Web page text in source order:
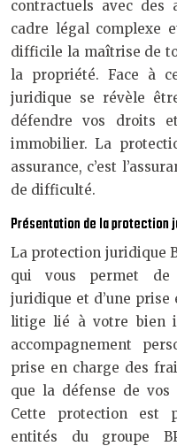
contractuels avec des
cadre légal complexe
difficile la maîtrise de
la propriété. Face à
juridique se révèle
défendre vos droits
immobilier. La
assurance, c’est
de difficulté.
Présentation de la protection
La protection juridique
qui vous permet de
juridique et d’une prise
litige lié à votre bien
accompagnement
prise en charge des
que la défense de
Cette protection est
entités du groupe